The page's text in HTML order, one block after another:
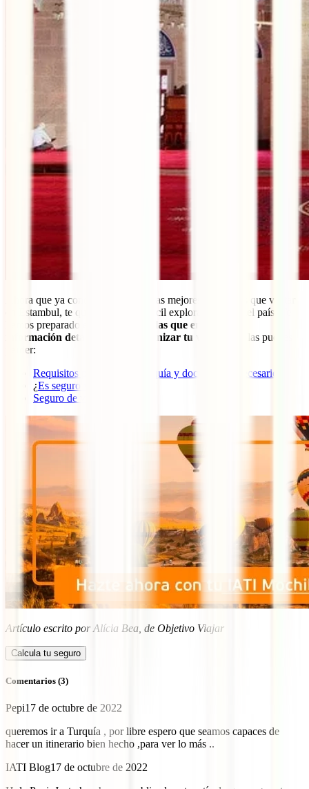
Ahora que ya conoces cuáles son las mejores mezquitas que visitar
en Estambul, te queremos poner fácil explorar el resto del país. Te
hemos preparado estas
3 guías en las que encontrarás
información detallada para organizar tu viaje
, no te las puedes
perder:
Requisitos para viajar a Turquía y documentos necesarios
¿Es seguro viajar a Turquía
Seguro de viaje a Turquía
Artículo escrito por Alícia Bea, de Objetivo Viajar
Calcula tu seguro
Comentarios (3)
Pepi17 de octubre de 2022
queremos ir a Turquía , por libre espero que seamos capaces de
hacer un itinerario bien hecho ,para ver lo más ..
IATI Blog17 de octubre de 2022